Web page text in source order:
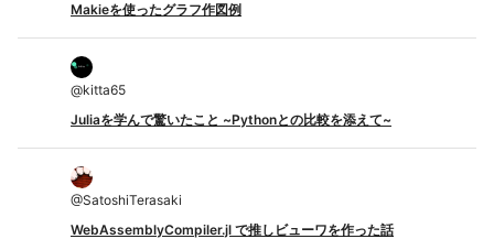
Makieを使ったグラフ作図例
@kitta65
Juliaを学んで驚いたこと ~Pythonとの比較を添えて~
@SatoshiTerasaki
WebAssemblyCompiler.jl で推しビューワを作った話